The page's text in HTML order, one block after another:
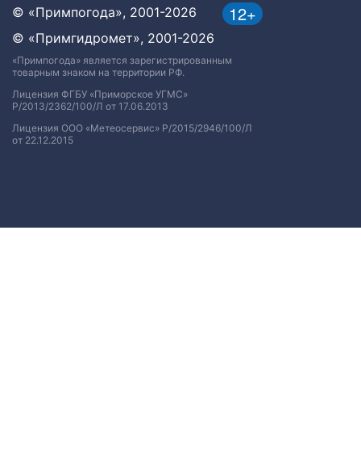
12+
© «Примпогода», 2001-2026
© «Примгидромет», 2001-2026
«Примпогода» является зарегистрированным
товарным знаком на территории РФ.
Лицензия ФГБУ «Приморское УГМС»
Р/2013/2362/100/Л от 17.06.2013
Лицензия ООО «Метеосервис» Р/2015/2946/100/Л
от 22.12.2015